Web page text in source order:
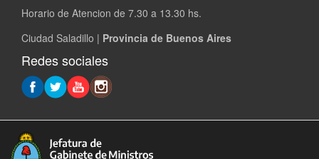
Horario de Atencion de 7.30 a 13.30 hs.
Ciudad Saladillo | Provincia de Buenos Aires
Redes sociales